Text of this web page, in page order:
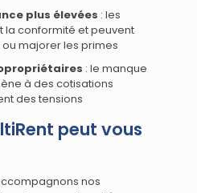
plus élevées : les
la conformité et peuvent
majorer les primes
: le manque
à des cotisations
des tensions
peut vous
nos